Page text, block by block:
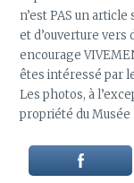
n’est PAS un
et d’ouverture vers
encourage
êtes intéressé par
Les photos, à
propriété du